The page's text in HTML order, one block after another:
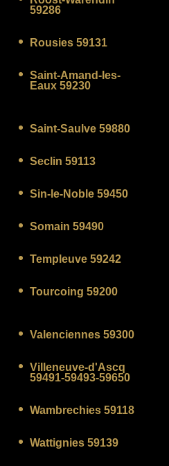
59286
Rousies 59131
Saint-Amand-les-
Eaux 59230
Saint-Saulve 59880
Seclin 59113
Sin-le-Noble 59450
Somain 59490
Templeuve 59242
Tourcoing 59200
Valenciennes 59300
Villeneuve-d'Ascq
59491-59493-59650
Wambrechies 59118
Wattignies 59139